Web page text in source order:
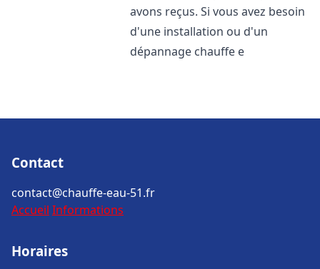
avons reçus. Si vous avez besoin
d'une installation ou d'un
dépannage chauffe e
Contact
contact@chauffe-eau-51.fr
Accueil Informations
Horaires